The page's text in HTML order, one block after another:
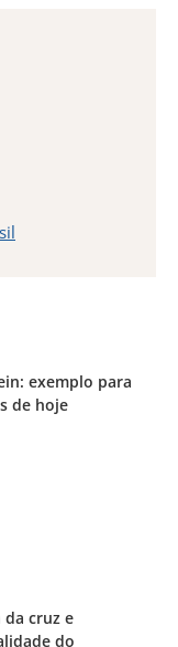
exemplo para
de hoje
da cruz e
do